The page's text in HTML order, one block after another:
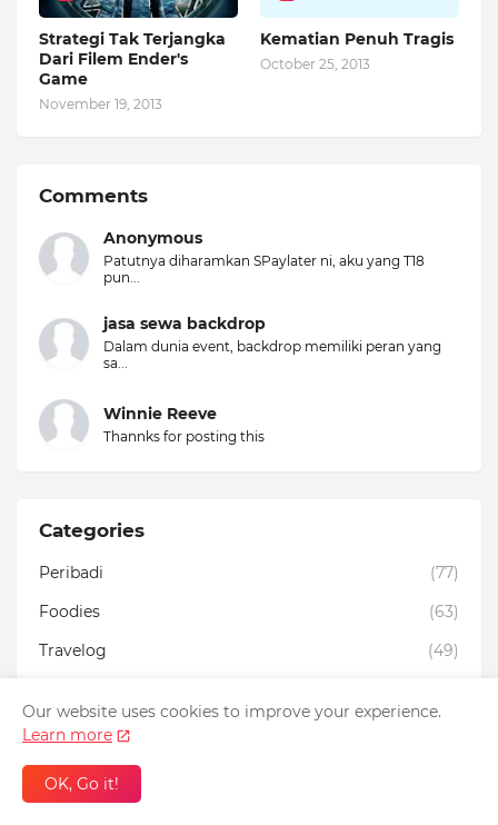
Strategi Tak Terjangka
Dari Filem Ender's
Game
November 19, 2013
Kematian Penuh Tragis
October 25, 2013
Comments
Anonymous
Patutnya diharamkan SPaylater ni, aku yang T18
pun...
jasa sewa backdrop
Dalam dunia event, backdrop memiliki peran yang
sa...
Winnie Reeve
Thannks for posting this
Categories
Peribadi
(77)
Foodies
(63)
Travelog
(49)
filem
Drama
advertorial
Our website uses cookies to improve your experience.
Learn more
OK, Go it!